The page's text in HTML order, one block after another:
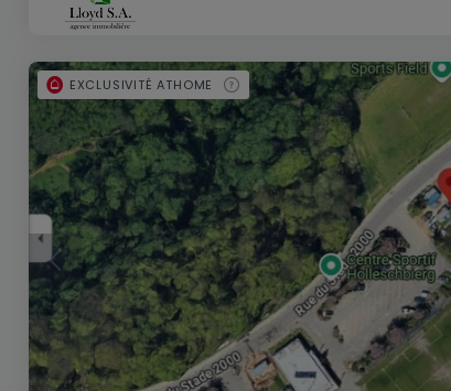
EXCLUSIVITÉ ATHOME